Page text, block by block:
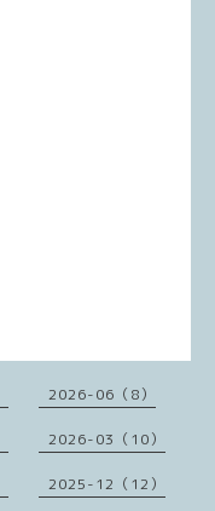
2026-06（8）
2026-03（10）
2025-12（12）